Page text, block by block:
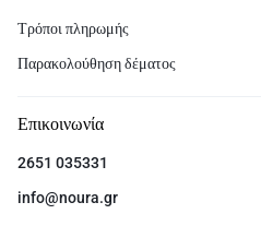
Τρόποι πληρωμής
Παρακολούθηση δέματος
Επικοινωνία
2651 035331
info@noura.gr